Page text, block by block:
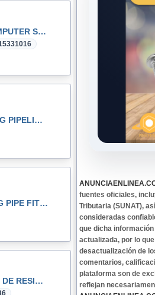
MJC COMPUTER SAC
HEBEI RAYOUNG PIPELINE TECHNOLOGY CO., LTD
HEBEI JINSHENG PIPE FITTING MANUFACTURING CO., LT
CORPORACION DE RESIDUOS SEGOVIA.PERU SAC
fuentes oficiales,
Tributaria (SUNAT),
consideradas
que dicha
actualizada, por lo
desactualización de
comentarios,
plataforma son de
reflejan